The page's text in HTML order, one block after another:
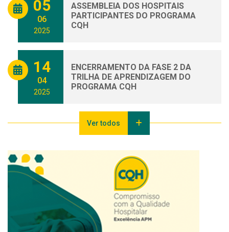
05
06
2025
ASSEMBLEIA DOS HOSPITAIS
PARTICIPANTES DO PROGRAMA
CQH
14
04
2025
ENCERRAMENTO DA FASE 2 DA
TRILHA DE APRENDIZAGEM DO
PROGRAMA CQH
Ver todos